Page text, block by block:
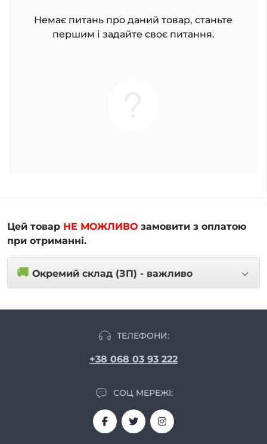
Немає питань про даний товар, станьте
першим і задайте своє питання.
Цей товар НЕ МОЖЛИВО замовити з оплатою
при отриманні.
🚚 Окремий склад (ЗП) - важливо
ТЕЛЕФОНИ:
+38 068 03 93 222
СОЦ МЕРЕЖІ: